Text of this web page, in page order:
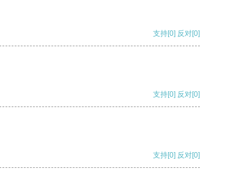
支持[0] 反对[0]
支持[0] 反对[0]
支持[0] 反对[0]